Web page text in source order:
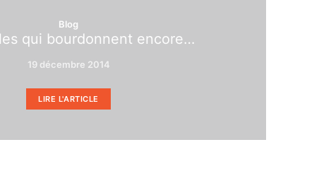
Blog
qui bourdonnent encore…
19 décembre 2014
LIRE L'ARTICLE